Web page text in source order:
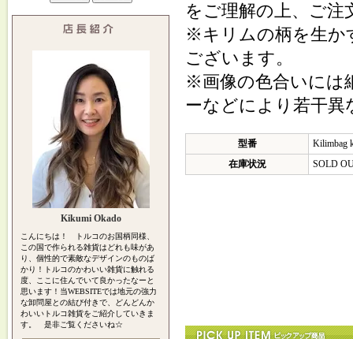
Kikumi Okado
こんにちは！ トルコのお国柄同様、
この国で作られる雑貨はどれも味があ
り、個性的で素敵なデザインのものば
かり！トルコのかわいい雑貨に触れる
度、ここに住んでいて良かったなーと
思います！当WEBSITEでは地元の強力
な卸問屋との結び付きで、どんどんか
わいいトルコ雑貨をご紹介していきま
す。 是非ご覧くださいね☆
をご理解の上、ご
※キリムの柄を生か
ございます。
※画像の色合いには
ーなどにより若干
型番
Kilimbag
在庫状況
SOLD